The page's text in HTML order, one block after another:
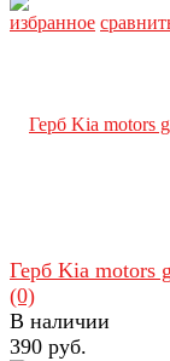
избранное
Герб Kia motors
(0)
В наличии
390 руб.